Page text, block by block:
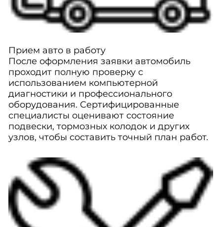
Прием авто в работу
После оформления заявки автомобиль
проходит полную проверку с
использованием компьютерной
диагностики и профессионального
оборудования. Сертифицированные
специалисты оценивают состояние
подвески, тормозных колодок и других
узлов, чтобы составить точный план работ.